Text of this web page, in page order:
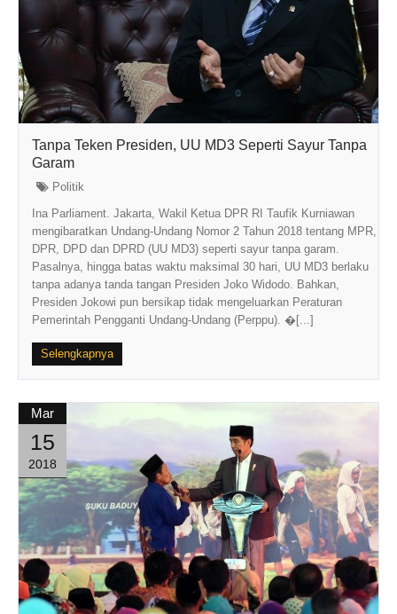
Tanpa Teken Presiden, UU MD3 Seperti Sayur Tanpa
Garam
Politik
Ina Parliament. Jakarta, Wakil Ketua DPR RI Taufik Kurniawan
mengibaratkan Undang-Undang Nomor 2 Tahun 2018 tentang MPR,
DPR, DPD dan DPRD (UU MD3) seperti sayur tanpa garam.
Pasalnya, hingga batas waktu maksimal 30 hari, UU MD3 berlaku
tanpa adanya tanda tangan Presiden Joko Widodo. Bahkan,
Presiden Jokowi pun bersikap tidak mengeluarkan Peraturan
Pemerintah Pengganti Undang-Undang (Perppu). �[...]
Selengkapnya
Mar
15
2018